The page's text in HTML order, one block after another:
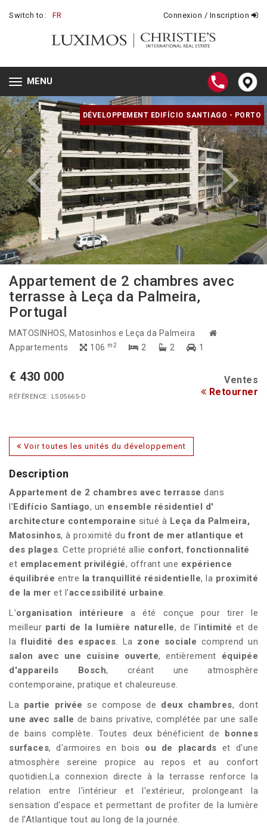
Switch to: FR Connexion / Inscription
Toggle
navigation
MENU
DÉVELOPPEMENT EDIFÍCIO SANTIAGO - PORTO
Appartement de 2 chambres avec
terrasse à Leça da Palmeira,
Portugal
MATOSINHOS, Matosinhos e Leça da Palmeira
Appartements
106 m2 2 2 1
€ 430 000 Ventes
RÉFÉRENCE: LS05665-D Retourner
Voir toutes les unités du développement
Description
Appartement de 2 chambres avec terrasse dans
l' Edifício Santiago, un ensemble résidentiel d'
architecture contemporaine situé à Leça da Palmeira,
Matosinhos, à proximité dufront de mer atlantique et
des plages. Cette propriété allie confort,fonctionnalité
et emplacement privilégié, offrant une expérience
équilibrée entre la tranquillité résidentielle, la proximité
de la mer et l'accessibilité urbaine.
L'organisation intérieure a été conçue pour tirer le
meilleur parti de la lumière naturelle, de l'intimité et de
la fluidité des espaces. La zone sociale comprend un
salon avec une cuisine ouverte, entièrement équipée
d'appareils Bosch, créant une atmosphère
contemporaine, pratique et chaleureuse.
La partie privée se compose de deux chambres, dont
une avec salle de bains privative, complétée par une salle
de bains complète. Toutes deux bénéficient de
bonnes
surfaces, d'armoires en bois ou de placards et d'une
atmosphère sereine propice au repos et au confort
quotidien.La connexion directe à la terrasse renforce la
relation entre l'intérieur et l'extérieur, prolongeant la
sensation d'espace et permettant de profiter de la lumière
de l'Atlantique tout au long de la journée.